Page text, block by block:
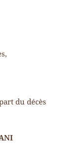
du décès